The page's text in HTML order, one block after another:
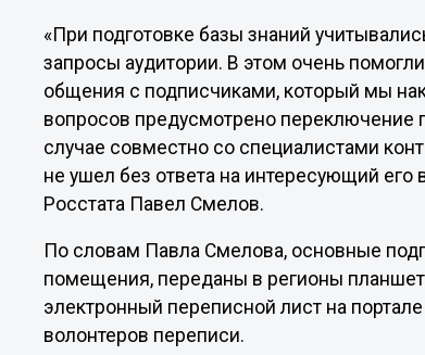
«При подготовке базы знаний
запросы аудитории. В этом очень
общения с подписчиками, который мы
вопросов предусмотрено переключение
случае совместно со специалистами
не ушел без ответа на интересующий его
Росстата Павел Смелов.
По словам Павла Смелова, основные
помещения, переданы в регионы
электронный переписной лист на
волонтеров переписи.